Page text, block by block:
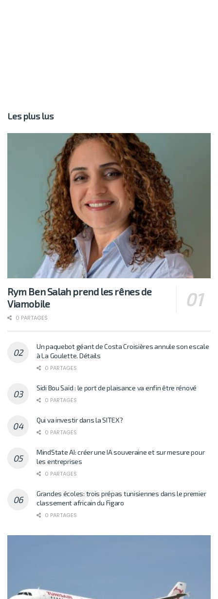
Les plus lus
Rym Ben Salah prend les rênes de
Viamobile
0 PARTAGES
Un paquebot géant de Costa Croisières annule son escale
à La Goulette. Détails
0 PARTAGES
Sidi Bou Saïd : le port de plaisance va enfin être rénové
0 PARTAGES
Qui va investir dans la SITEX?
0 PARTAGES
MindState AI: créer une IA souveraine et sur mesure pour
les entreprises
0 PARTAGES
Grandes écoles: trois prépas tunisiennes dans le premier
classement africain du Figaro
0 PARTAGES